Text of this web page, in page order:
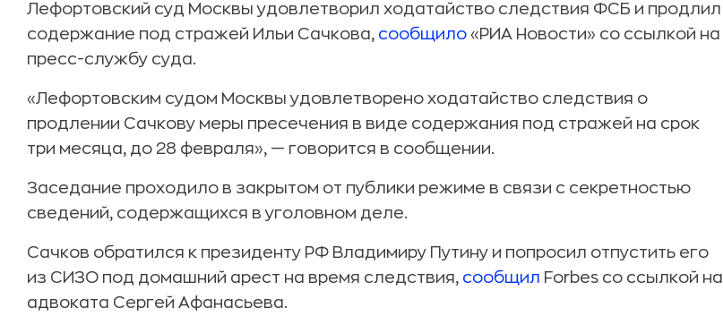
Лефортовский суд Москвы удовлетворил ходатайство следствия ФСБ и продлил
содержание под стражей Ильи Сачкова, сообщило «РИА Новости» со ссылкой на
пресс-службу суда.
«Лефортовским судом Москвы удовлетворено ходатайство следствия о
продлении Сачкову меры пресечения в виде содержания под стражей на срок
три месяца, до 28 февраля», — говорится в сообщении.
Заседание проходило в закрытом от публики режиме в связи с секретностью
сведений, содержащихся в уголовном деле.
Сачков обратился к президенту РФ Владимиру Путину и попросил отпустить его
из СИЗО под домашний арест на время следствия, сообщил Forbes со ссылкой на
адвоката Сергей Афанасьева.